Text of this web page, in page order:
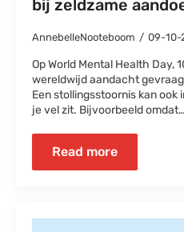
bij zeldzame
AnnebelleNooteboom 09-10-
Op World Mental Health Day,
wereldwijd aandacht
Een stollingsstoornis kan
je vel zit. Bijvoorbeeld omdat…
Read more